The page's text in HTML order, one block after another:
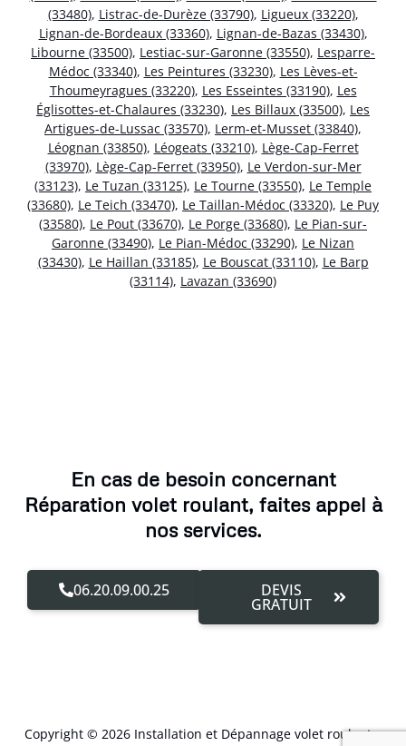
(33480), Listrac-de-Durèze (33790), Ligueux (33220),
Lignan-de-Bordeaux (33360), Lignan-de-Bazas (33430),
Libourne (33500), Lestiac-sur-Garonne (33550), Lesparre-
Médoc (33340), Les Peintures (33230), Les Lèves-et-
Thoumeyragues (33220), Les Esseintes (33190), Les
Églisottes-et-Chalaures (33230), Les Billaux (33500), Les
Artigues-de-Lussac (33570), Lerm-et-Musset (33840),
Léognan (33850), Léogeats (33210), Lège-Cap-Ferret
(33970), Lège-Cap-Ferret (33950), Le Verdon-sur-Mer
(33123), Le Tuzan (33125), Le Tourne (33550), Le Temple
(33680), Le Teich (33470), Le Taillan-Médoc (33320), Le Puy
(33580), Le Pout (33670), Le Porge (33680), Le Pian-sur-
Garonne (33490), Le Pian-Médoc (33290), Le Nizan
(33430), Le Haillan (33185), Le Bouscat (33110), Le Barp
(33114), Lavazan (33690)
En cas de besoin concernant
Réparation volet roulant, faites appel à
nos services.
06.20.09.00.25 DEVIS
GRATUIT
Copyright © 2026 Installation et Dépannage volet roulant –